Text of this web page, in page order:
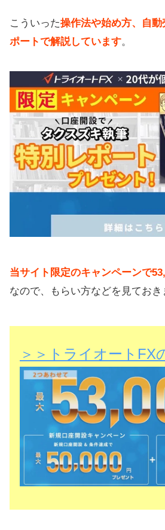
こういった操作法や始め方、自
ポートで解説しています。
当サイト限定のキャンペーンで
なので、もらい方などを見ておき
＞＞トライオートFX